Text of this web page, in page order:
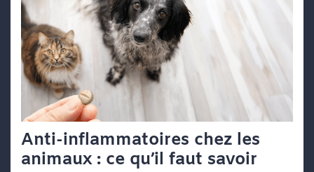
Anti-inflammatoires chez les
animaux : ce qu’il faut savoir